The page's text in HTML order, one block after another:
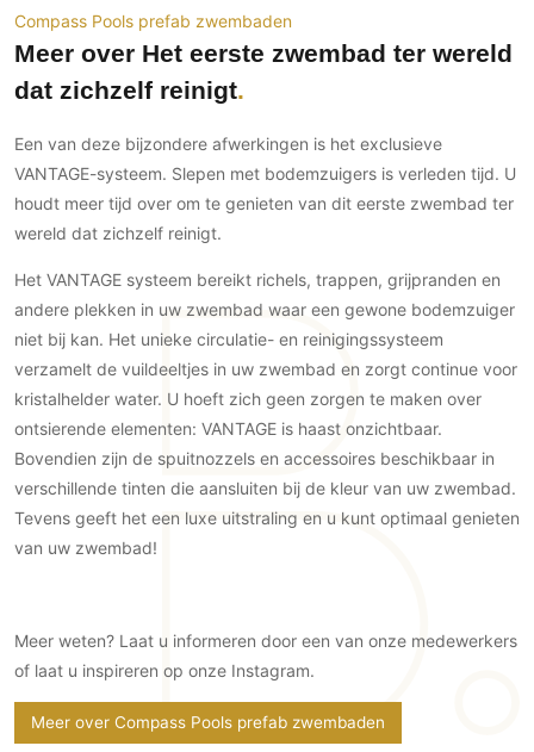
Ramen en deuren
Binnendeuren
Aluminium deuren
Houten deuren
Stalen deuren
Systeemwanden
Deurbeslag
Raambeslag
Meubelbeslag
Vloer
Vloeren
Beton Ciré vloeren
PVC vloeren
Gietvloeren
Houten vloeren
Afwerking
Wandafwerking
Beton Ciré
Stucwerk
Schilderwerk buiten
Compass Pools prefab zwembaden
Meer over Het eerste zwembad ter wereld
dat zichzelf reinigt
Een van deze bijzondere afwerkingen is het exclusieve
VANTAGE-systeem. Slepen met bodemzuigers is verleden tijd. U
houdt meer tijd over om te genieten van dit eerste zwembad ter
wereld dat zichzelf reinigt.
Het VANTAGE systeem bereikt richels, trappen, grijpranden en
andere plekken in uw zwembad waar een gewone bodemzuiger
niet bij kan. Het unieke circulatie- en reinigingssysteem
verzamelt de vuildeeltjes in uw zwembad en zorgt continue voor
kristalhelder water. U hoeft zich geen zorgen te maken over
ontsierende elementen: VANTAGE is haast onzichtbaar.
Bovendien zijn de spuitnozzels en accessoires beschikbaar in
verschillende tinten die aansluiten bij de kleur van uw zwembad.
Tevens geeft het een luxe uitstraling en u kunt optimaal genieten
van uw zwembad!
Meer weten? Laat u informeren door een van onze medewerkers
of laat u inspireren op onze Instagram.
Meer over Compass Pools prefab zwembaden